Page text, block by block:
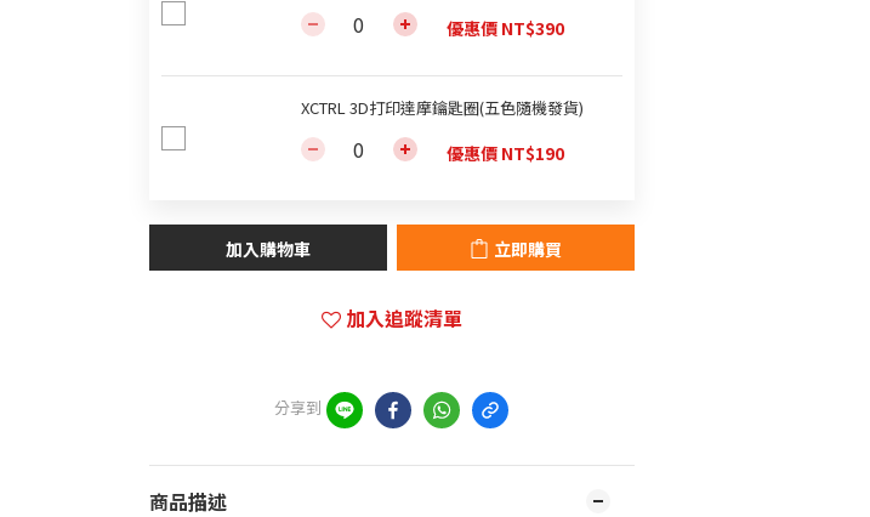
優惠價 NT$390
XCTRL 3D打印達摩鑰匙圈(五色隨機發貨)
優惠價 NT$190
加入購物車 立即購買
加入追蹤清單
分享到
商品描述